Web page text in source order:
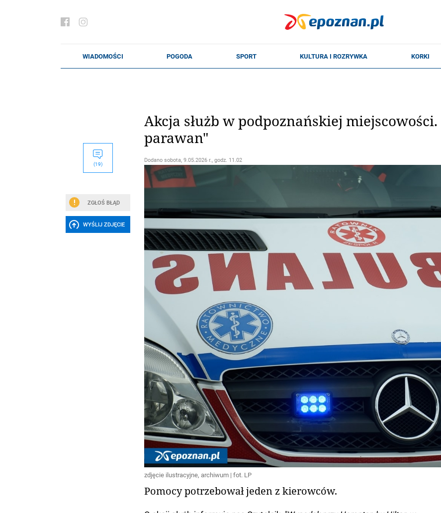
(19)
ZGŁOŚ BŁĄD
WYŚLIJ ZDJĘCIE
Akcja służb w podpoznańskiej
parawan"
Dodano sobota, 9.05.2026 r., godz. 11.02
zdjęcie ilustracyjne, archiwum | fot. LP
Pomocy potrzebował jeden z kierowców.